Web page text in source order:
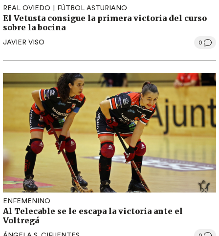
REAL OVIEDO FÚTBOL ASTURIANO
El Vetusta consigue la primera victoria del curso
sobre la bocina
JAVIER VISO 0
ENFEMENINO
Al Telecable se le escapa la victoria ante el
Voltregá